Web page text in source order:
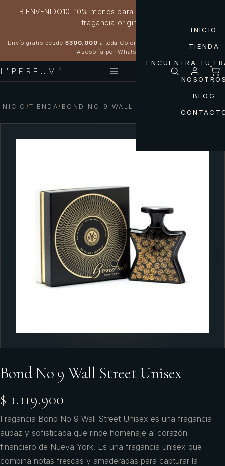
BIENVENIDO10: 10% menos para estrenar tu próxima
fragancia original
Envío gratis desde $300.000 a toda Colombia
Asesoría por WhatsApp
L'PERFUM ®
INICIO
TIENDA
ENCUENTRA TU
BLOG
INICIO /TIENDA/ BOND NO 9 WALL STREET UNISEX
Bond No 9 Wall Street Unisex
$ 1.119.900
Fragancia Bond No 9 Wall Street Unisex es una fragancia
audaz y sofisticada que rinde homenaje al corazón
financiero de Nueva York. Es una fragancia unisex que
combina notas frescas y amaderadas para capturar la